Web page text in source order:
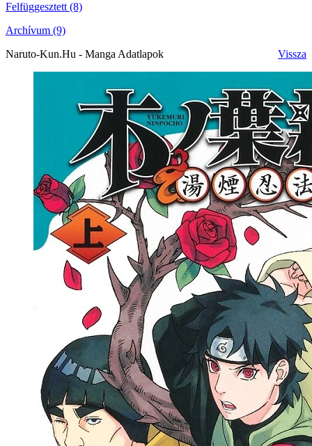
Felfüggesztett (8)
Archívum (9)
Naruto-Kun.Hu - Manga Adatlapok
Vissza